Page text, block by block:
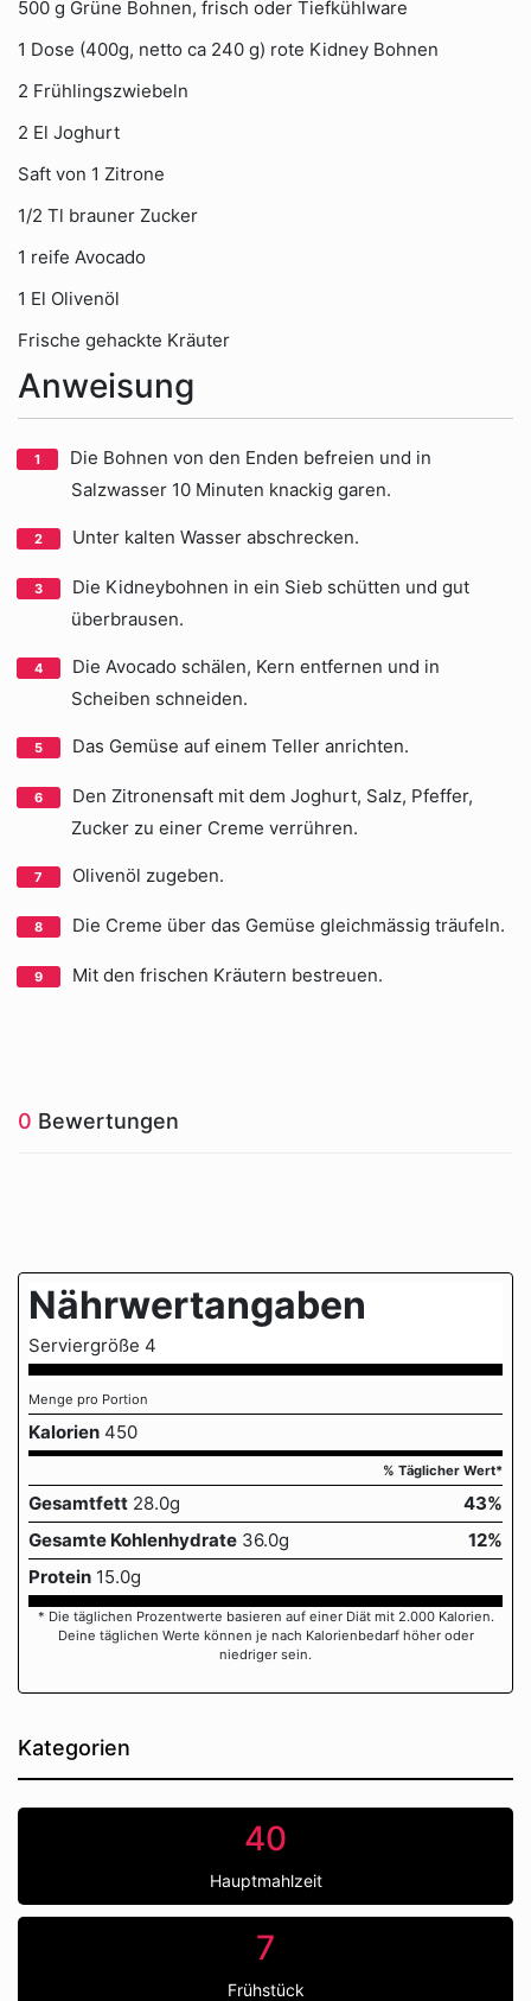
500 g Grüne Bohnen, frisch oder Tiefkühlware
1 Dose (400g, netto ca 240 g) rote Kidney Bohnen
2 Frühlingszwiebeln
2 El Joghurt
Saft von 1 Zitrone
1/2 Tl brauner Zucker
1 reife Avocado
1 El Olivenöl
Frische gehackte Kräuter
Anweisung
Die Bohnen von den Enden befreien und in
Salzwasser 10 Minuten knackig garen.
Unter kalten Wasser abschrecken.
Die Kidneybohnen in ein Sieb schütten und gut
überbrausen.
Die Avocado schälen, Kern entfernen und in
Scheiben schneiden.
Das Gemüse auf einem Teller anrichten.
Den Zitronensaft mit dem Joghurt, Salz, Pfeffer,
Zucker zu einer Creme verrühren.
Olivenöl zugeben.
Die Creme über das Gemüse gleichmässig träufeln.
Mit den frischen Kräutern bestreuen.
0 Bewertungen
Nährwertangaben
Serviergröße 4
Menge pro Portion
Kalorien 450
% Täglicher Wert*
Gesamtfett 28.0g
43%
Gesamte Kohlenhydrate 36.0g
12%
Protein 15.0g
* Die täglichen Prozentwerte basieren auf einer Diät mit 2.000 Kalorien.
Deine täglichen Werte können je nach Kalorienbedarf höher oder
niedriger sein.
Kategorien
40
Hauptmahlzeit
7
Frühstück